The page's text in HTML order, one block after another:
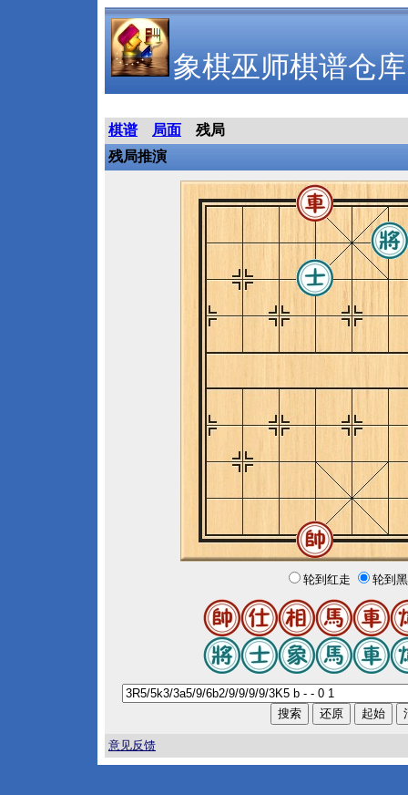
象棋巫师棋谱仓库
棋谱 局面
残局
残局推演
轮到红走 轮到
意见反馈